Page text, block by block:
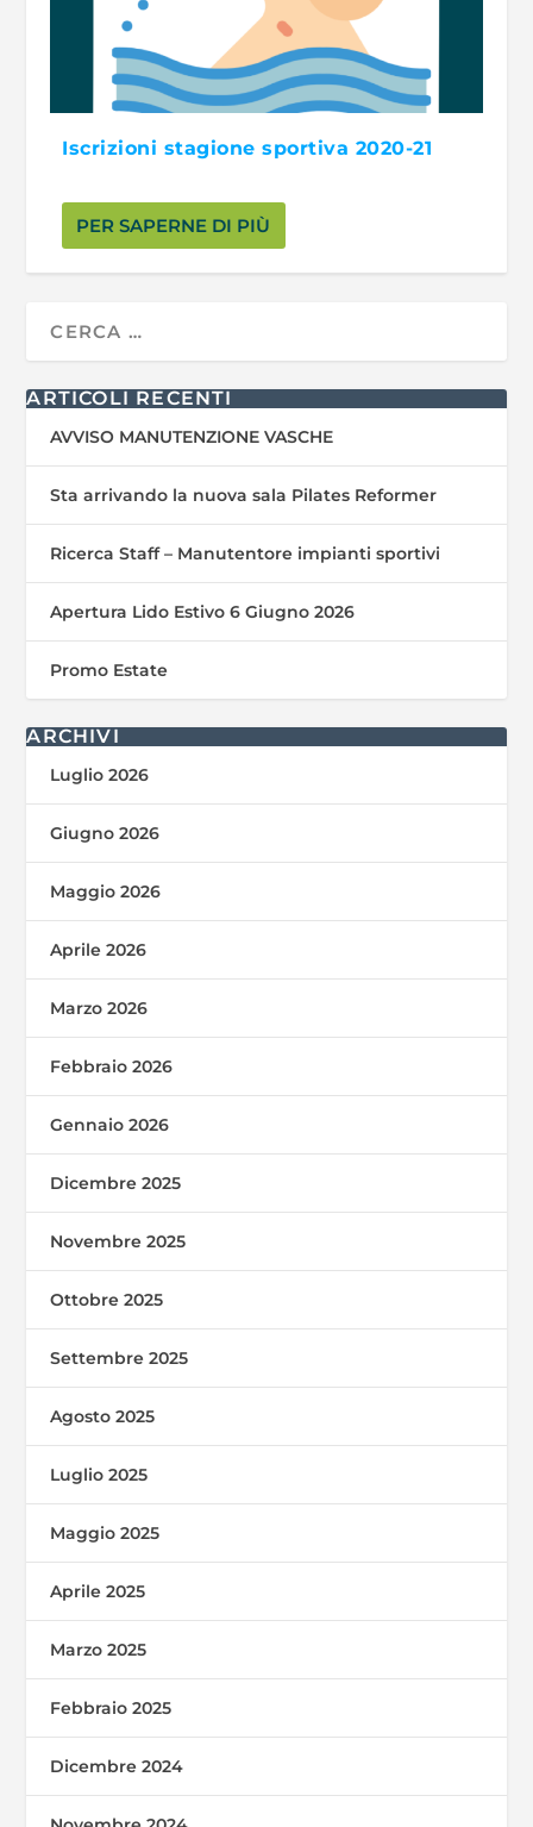
Iscrizioni stagione sportiva 2020-21
PER SAPERNE DI PIÙ
ARTICOLI RECENTI
AVVISO MANUTENZIONE VASCHE
Sta arrivando la nuova sala Pilates Reformer
Ricerca Staff – Manutentore impianti sportivi
Apertura Lido Estivo 6 Giugno 2026
Promo Estate
ARCHIVI
Luglio 2026
Giugno 2026
Maggio 2026
Aprile 2026
Marzo 2026
Febbraio 2026
Gennaio 2026
Dicembre 2025
Novembre 2025
Ottobre 2025
Settembre 2025
Agosto 2025
Luglio 2025
Maggio 2025
Aprile 2025
Marzo 2025
Febbraio 2025
Dicembre 2024